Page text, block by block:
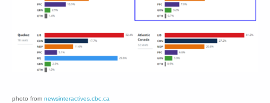
photo from newsinteractives.cbc.ca